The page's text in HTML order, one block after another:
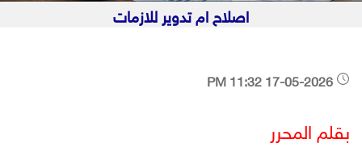
اصلاح ام تدوير للازمات
بقلم المحرر